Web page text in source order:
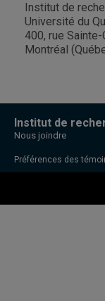
Institut de
Université du
400, rue
Montréal
Institut de
Nous joindre
Préférences des